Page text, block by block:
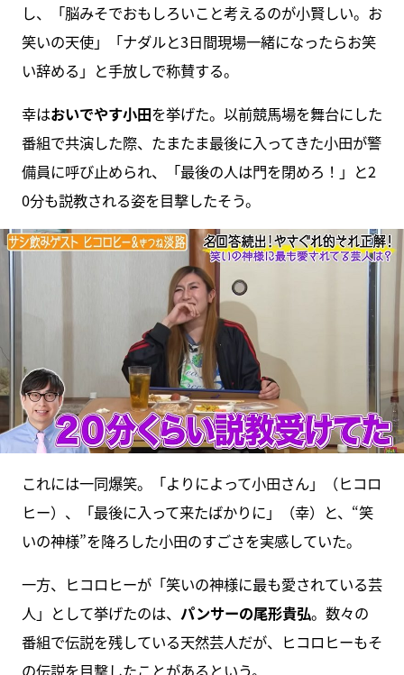
し、「脳みそでおもしろいこと考えるのが小賢しい。お
笑いの天使」「ナダルと3日間現場一緒になったらお笑
い辞める」と手放しで称賛する。
幸はおいでやす小田を挙げた。以前競馬場を舞台にした
番組で共演した際、たまたま最後に入ってきた小田が警
備員に呼び止められ、「最後の人は門を閉めろ！」と2
0分も説教される姿を目撃したそう。
これには一同爆笑。「よりによって小田さん」（ヒコロ
ヒー）、「最後に入って来たばかりに」（幸）と、“笑
いの神様”を降ろした小田のすごさを実感していた。
一方、ヒコロヒーが「笑いの神様に最も愛されている芸
人」として挙げたのは、 パンサーの尾形貴弘。数々の
番組で伝説を残している天然芸人だが、ヒコロヒーもそ
の伝説を目撃したことがあるという。